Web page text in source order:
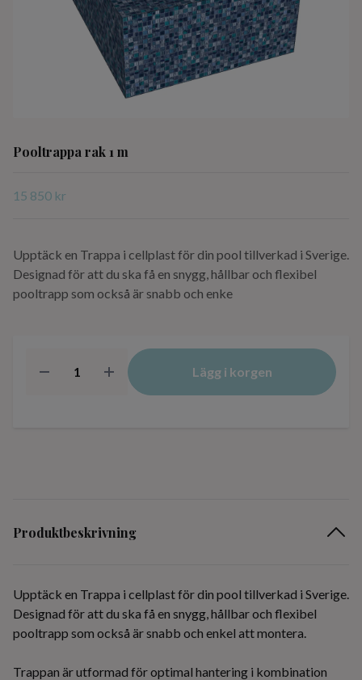
Pooltrappa rak 1 m
15 850 kr
Upptäck en Trappa i cellplast för din pool tillverkad i Sverige.
Designad för att du ska få en snygg, hållbar och flexibel
pooltrapp som också är snabb och enke
Lägg i korgen
Produktbeskrivning
Upptäck en Trappa i cellplast för din pool tillverkad i Sverige.
Designad för att du ska få en snygg, hållbar och flexibel
pooltrapp som också är snabb och enkel att montera.
Trappan är utformad för optimal hantering i kombination